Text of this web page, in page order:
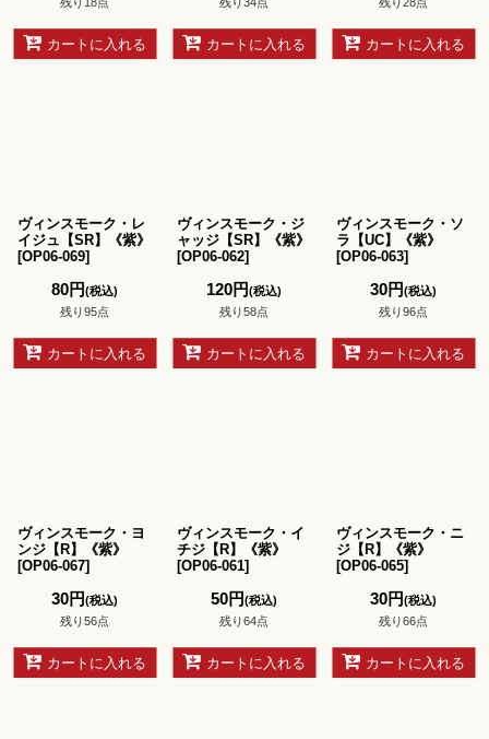
カートに入れる カートに入れる カートに入れる
ヴィンスモーク・レ
イジュ【SR】《紫》
[OP06-069]
80円(税込)
残り95点
カートに入れる
ヴィンスモーク・ジ
ャッジ【SR】《紫》
[OP06-062]
120円(税込)
残り58点
カートに入れる
ヴィンスモーク・ソ
ラ【UC】《紫》
[OP06-063]
30円(税込)
残り96点
カートに入れる
ヴィンスモーク・ヨ
ンジ【R】《紫》
[OP06-067]
30円(税込)
残り56点
カートに入れる
ヴィンスモーク・イ
チジ【R】《紫》
[OP06-061]
50円(税込)
残り64点
カートに入れる
ヴィンスモーク・ニ
ジ【R】《紫》
[OP06-065]
30円(税込)
残り66点
カートに入れる